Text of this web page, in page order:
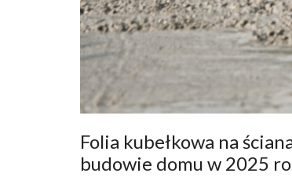
Folia kubełkowa na
budowie domu w 2025